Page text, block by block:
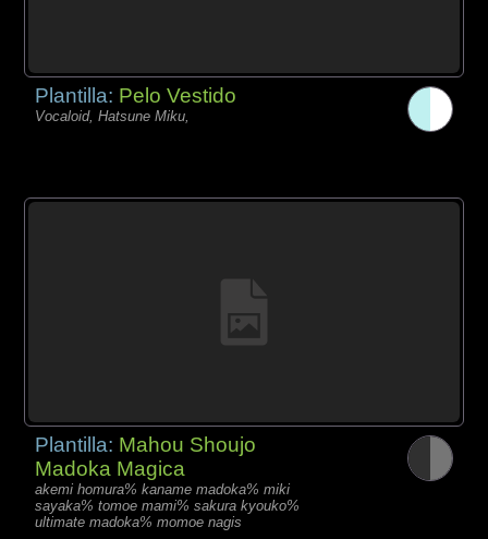
Plantilla: Pelo Vestido
Vocaloid, Hatsune Miku,
Plantilla: Mahou Shoujo
Madoka Magica
akemi homura% kaname madoka% miki
sayaka% tomoe mami% sakura kyouko%
ultimate madoka% momoe nagis